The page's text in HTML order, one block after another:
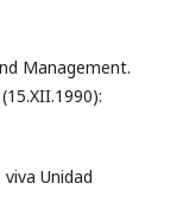
Management.
Unidad